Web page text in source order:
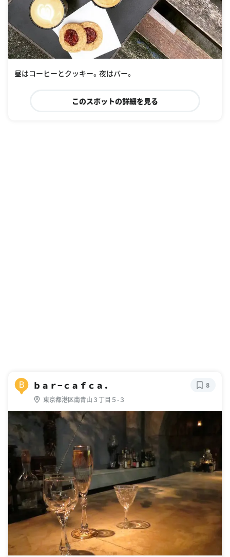
昼はコーヒーとクッキー。夜はバー。
このスポットの詳細を見る
B ｂａｒ−ｃａｆｃａ．
東京都港区南青山３丁目５-３
8